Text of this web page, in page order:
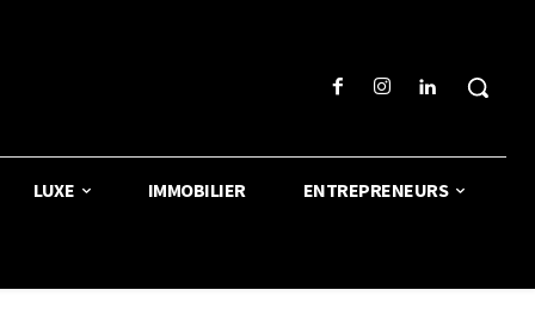
LUXE IMMOBILIER ENTREPRENEURS